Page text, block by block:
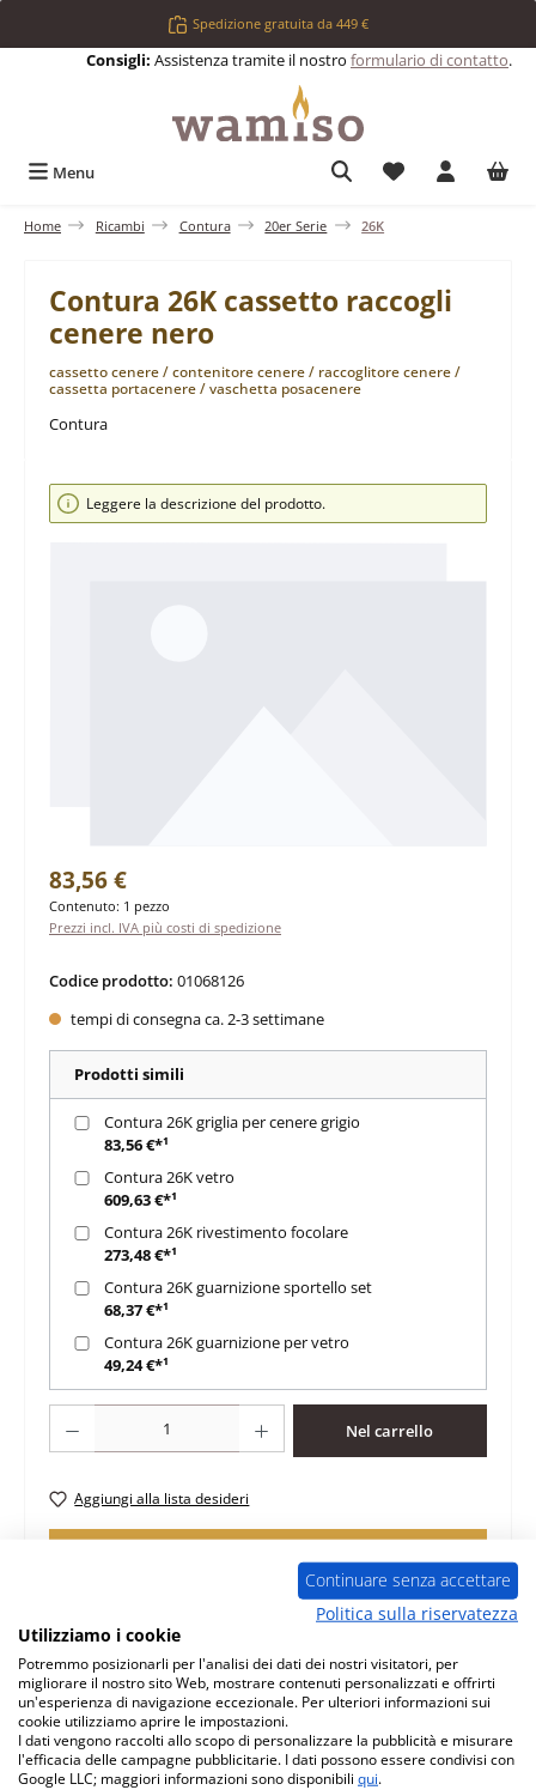
Passa al contenuto principaleSpedizione gratuita da 449 €
Consigli: Assistenza tramite il nostro formulario di contatto.
Menu Hai 0 articoli
Home Ricambi Contura 20er Serie 26K
Contura 26K cassetto raccogli
cenere nero
cassetto cenere / contenitore cenere / raccoglitore cenere /
cassetta portacenere / vaschetta posacenere
Contura
Salta la galleria di immagini
Leggere la descrizione del prodotto.
Prezzo normale:
83,56 €
Contenuto: 1 pezzo
Prezzi incl. IVA più costi di spedizione
Codice prodotto: 01068126
tempi di consegna ca. 2-3 settimane
Prodotti simili
Contura 26K griglia per cenere grigio
83,56 €*¹
Contura 26K vetro
609,63 €*¹
Contura 26K rivestimento focolare
273,48 €*¹
Contura 26K guarnizione sportello set
68,37 €*¹
Contura 26K guarnizione per vetro
49,24 €*¹
Nel carrello
Aggiungi alla lista desideri
Descrizione
originale cassetto raccogli cenere nero per stufa a legna
Contura 26K Contura 26K cassetto raccogli cenere dati
chiave: c…Di più
Continuare senza accettare
Politica sulla riservatezza
Utilizziamo i cookie
Potremmo posizionarli per l'analisi dei dati dei nostri visitatori, per
migliorare il nostro sito Web, mostrare contenuti personalizzati e offrirti
un'esperienza di navigazione eccezionale. Per ulteriori informazioni sui
cookie utilizziamo aprire le impostazioni.
I dati vengono raccolti allo scopo di personalizzare la pubblicità e misurare
l'efficacia delle campagne pubblicitarie. I dati possono essere condivisi con
Google LLC; maggiori informazioni sono disponibili qui.